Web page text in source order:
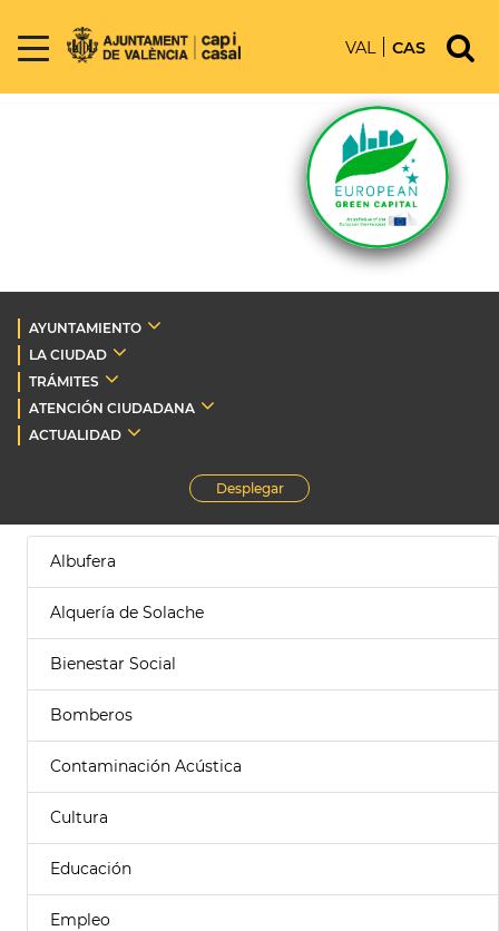
VAL CAS
AYUNTAMIENTO
LA CIUDAD
TRÁMITES
ATENCIÓN CIUDADANA
ACTUALIDAD
Desplegar
Albufera
Alquería de Solache
Bienestar Social
Bomberos
Contaminación Acústica
Cultura
Educación
Empleo